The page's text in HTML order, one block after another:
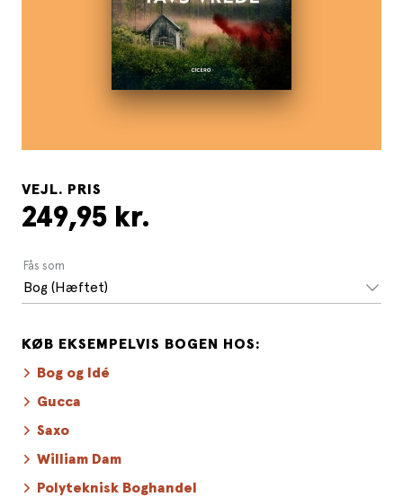
VEJL. PRIS
249,95 kr.
Fås som
Bog (Hæftet)
KØB EKSEMPELVIS BOGEN HOS:
Bog og Idé
Gucca
Saxo
William Dam
Polyteknisk Boghandel